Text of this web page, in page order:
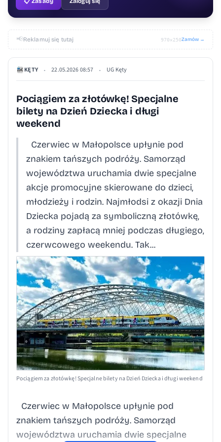
📢Reklamuj się tutaj 970×250Zamów →
KĘTY • 22.05.2026 08:57 • UG Kęty
Pociągiem za złotówkę! Specjalne
bilety na Dzień Dziecka i długi
weekend
Czerwiec w Małopolsce upłynie pod
znakiem tańszych podróży. Samorząd
województwa uruchamia dwie specjalne
akcje promocyjne skierowane do dzieci,
młodzieży i rodzin. Najmłodsi z okazji Dnia
Dziecka pojadą za symboliczną złotówkę,
a rodziny zapłacą mniej podczas długiego,
czerwcowego weekendu. Tak...
Pociągiem za złotówkę! Specjalne bilety na Dzień Dziecka i długi weekend
Czerwiec w Małopolsce upłynie pod
znakiem tańszych podróży. Samorząd
województwa uruchamia dwie specjalne